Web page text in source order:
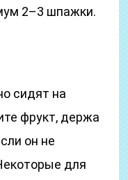
2–3 шпажки.
сидят на
фрукт, держа
он не
для